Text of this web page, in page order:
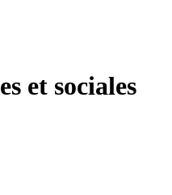
et sociales